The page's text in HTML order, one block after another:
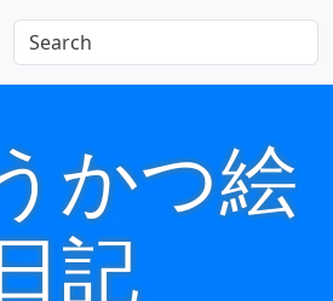
かつ絵
記